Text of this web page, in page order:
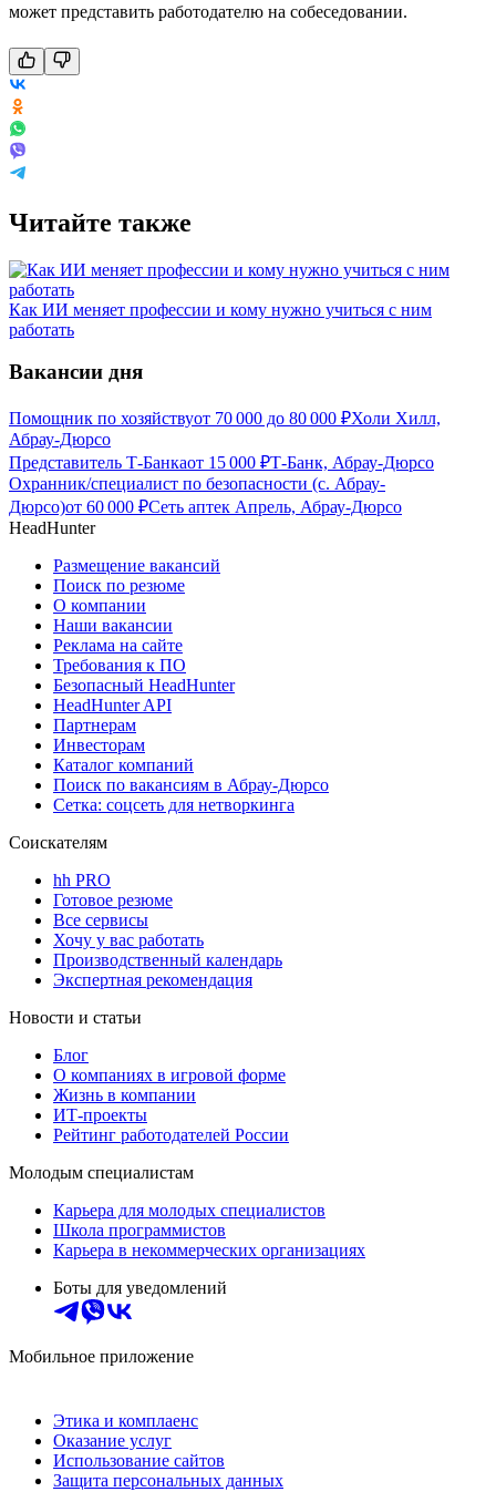
может представить работодателю на собеседовании.
Читайте также
Как ИИ меняет профессии и кому нужно учиться с ним
работать
Вакансии дня
Помощник по хозяйствуот 70 000 до 80 000 ₽Холи Хилл,
Абрау-Дюрсо
Представитель Т-Банкаот 15 000 ₽Т-Банк, Абрау-Дюрсо
Охранник/специалист по безопасности (с. Абрау-
Дюрсо)от 60 000 ₽Сеть аптек Апрель, Абрау-Дюрсо
HeadHunter
Размещение вакансий
Поиск по резюме
О компании
Наши вакансии
Реклама на сайте
Требования к ПО
Безопасный HeadHunter
HeadHunter API
Партнерам
Инвесторам
Каталог компаний
Поиск по вакансиям в Абрау-Дюрсо
Сетка: соцсеть для нетворкинга
Соискателям
hh PRO
Готовое резюме
Все сервисы
Хочу у вас работать
Производственный календарь
Экспертная рекомендация
Новости и статьи
Блог
О компаниях в игровой форме
Жизнь в компании
ИТ-проекты
Рейтинг работодателей России
Молодым специалистам
Карьера для молодых специалистов
Школа программистов
Карьера в некоммерческих организациях
Боты для уведомлений
Мобильное приложение
Этика и комплаенс
Оказание услуг
Использование сайтов
Защита персональных данных